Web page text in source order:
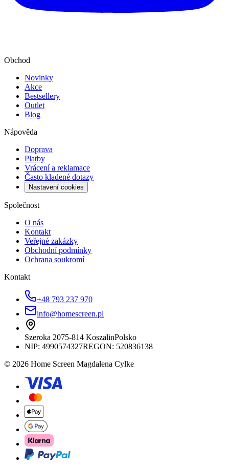
Obchod
Novinky
Akce
Bestsellery
Outlet
Blog
Nápověda
Doprava
Platby
Vrácení a reklamace
Často kladené dotazy
Nastavení cookies
Společnost
O nás
Kontakt
Veřejné zakázky
Obchodní podmínky
Ochrana soukromí
Kontakt
+48 793 237 970
info@homescreen.pl
Szeroka 2075-814 KoszalinPolsko
NIP: 4990574327REGON: 520836138
© 2026 Home Screen Magdalena Cylke